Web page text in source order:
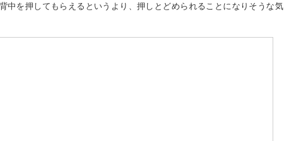
中を押してもらえるというより、押しとどめられることになりそうな気